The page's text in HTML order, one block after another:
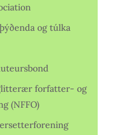
og túlka
forfatter- og
(NFFO)